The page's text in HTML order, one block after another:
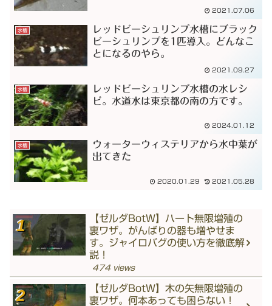
2021.07.06
水槽
レッドビーシュリンプ水槽にブラック
ビーシュリンプを1匹導入。どんなこ
とになるのやら。
2021.09.27
水槽
レッドビーシュリンプ水槽の水レシ
ピ。水道水は東京都の南の方です。
2024.01.12
水槽
ウォーターウィステリアから水中葉が
出てきた
2020.01.29 2021.05.28
【ゼルダBotW】ハート無限増殖の
裏ワザ。がんばりの器も増やせま
す。ジャイロバグの使い方を徹底解
説！
474 views
【ゼルダBotW】木の矢無限増殖の
裏ワザ。何本あっても困らない！